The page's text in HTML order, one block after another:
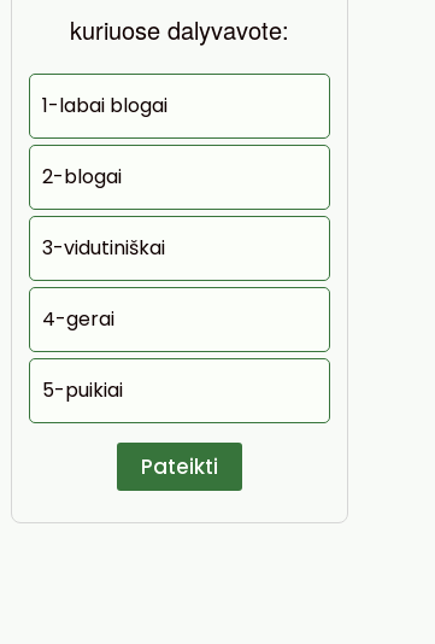
kuriuose dalyvavote:
1-labai blogai
2-blogai
3-vidutiniškai
4-gerai
5-puikiai